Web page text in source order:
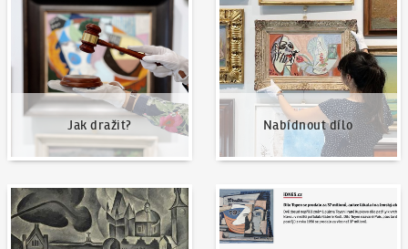
Jak dražit? Nabídnout dílo
Naše nejvyšší prodeje Napsali o nás